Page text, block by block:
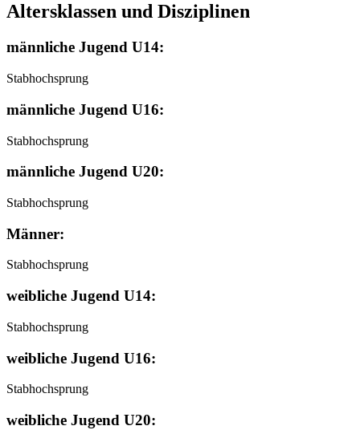
Altersklassen und Disziplinen
männliche Jugend U14:
Stabhochsprung
männliche Jugend U16:
Stabhochsprung
männliche Jugend U20:
Stabhochsprung
Männer:
Stabhochsprung
weibliche Jugend U14:
Stabhochsprung
weibliche Jugend U16:
Stabhochsprung
weibliche Jugend U20: